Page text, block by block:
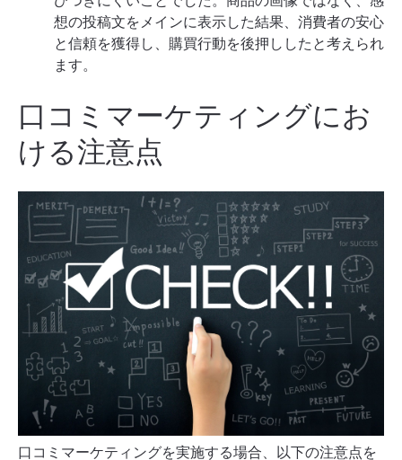
想の投稿文をメインに表示した結果、消費者の安心
と信頼を獲得し、購買行動を後押ししたと考えられ
ます。
口コミマーケティングにお
ける注意点
口コミマーケティングを実施する場合、以下の注意点を